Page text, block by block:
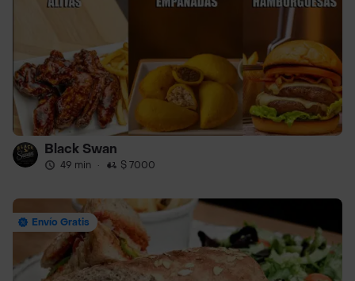
Black Swan
49 min · $ 7000
Envío Gratis